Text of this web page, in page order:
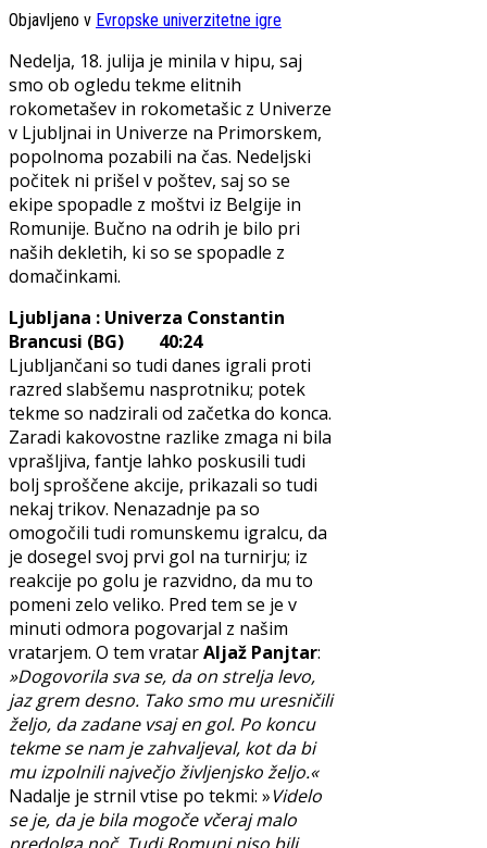
Objavljeno v Evropske univerzitetne igre
Nedelja, 18. julija je minila v hipu, saj
smo ob ogledu tekme elitnih
rokometašev in rokometašic z Univerze
v Ljubljnai in Univerze na Primorskem,
popolnoma pozabili na čas. Nedeljski
počitek ni prišel v poštev, saj so se
ekipe spopadle z moštvi iz Belgije in
Romunije. Bučno na odrih je bilo pri
naših dekletih, ki so se spopadle z
domačinkami.
Ljubljana : Univerza Constantin
Brancusi (BG) 40:24
Ljubljančani so tudi danes igrali proti
razred slabšemu nasprotniku; potek
tekme so nadzirali od začetka do konca.
Zaradi kakovostne razlike zmaga ni bila
vprašljiva, fantje lahko poskusili tudi
bolj sproščene akcije, prikazali so tudi
nekaj trikov. Nenazadnje pa so
omogočili tudi romunskemu igralcu, da
je dosegel svoj prvi gol na turnirju; iz
reakcije po golu je razvidno, da mu to
pomeni zelo veliko. Pred tem se je v
minuti odmora pogovarjal z našim
vratarjem. O tem vratarAljaž Panjtar:
»Dogovorila sva se, da on strelja levo,
jaz grem desno. Tako smo mu uresničili
željo, da zadane vsaj en gol. Po koncu
tekme se nam je zahvaljeval, kot da bi
mu izpolnili največjo življenjsko željo.«
Nadalje je strnil vtise po tekmi: »Videlo
se je, da je bila mogoče včeraj malo